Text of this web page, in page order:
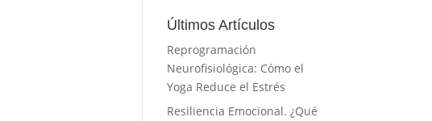
Últimos Artículos
Reprogramación
Neurofisiológica: Cómo el
Yoga Reduce el Estrés
Resiliencia Emocional. ¿Qué